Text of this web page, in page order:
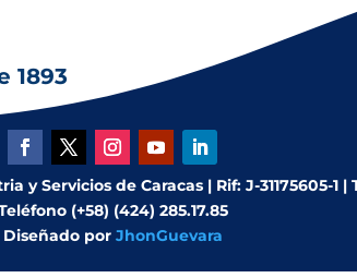
1893
Servicios de Caracas | Rif: J-31175605-1
(+58) (424) 285.17.85
Diseñado por JhonGuevara